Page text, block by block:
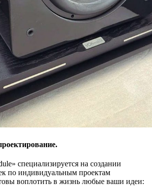
специализируется на создании
по индивидуальным проектам
воплотить в жизнь любые ваши идеи: